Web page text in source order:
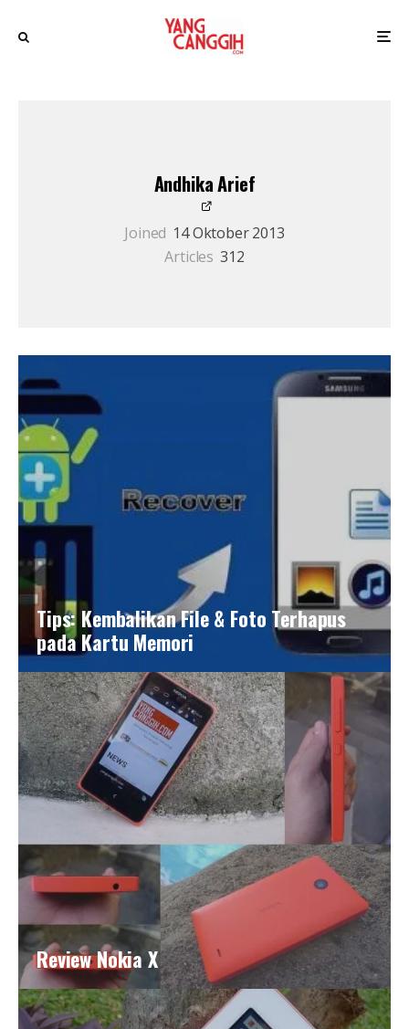
Andhika Arief
Joined 14 Oktober 2013
Articles 312
Tips: Kembalikan File & Foto Terhapus
pada Kartu Memori
Review Nokia X